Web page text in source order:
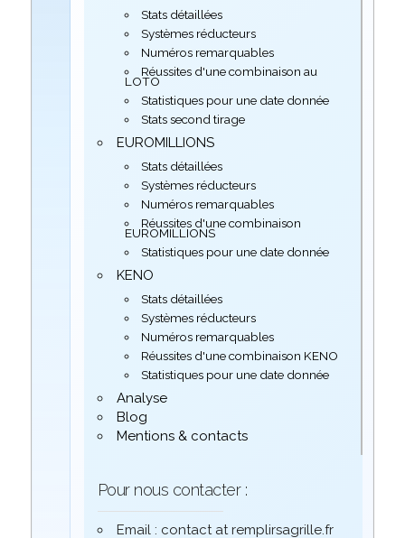
Stats détaillées
Systèmes réducteurs
Numéros remarquables
Réussites d'une combinaison au
LOTO
Statistiques pour une date donnée
Stats second tirage
EUROMILLIONS
Stats détaillées
Systèmes réducteurs
Numéros remarquables
Réussites d'une combinaison
EUROMILLIONS
Statistiques pour une date donnée
KENO
Stats détaillées
Systèmes réducteurs
Numéros remarquables
Réussites d'une combinaison KENO
Statistiques pour une date donnée
Analyse
Blog
Mentions & contacts
Pour nous contacter :
Email : contact at remplirsagrille.fr